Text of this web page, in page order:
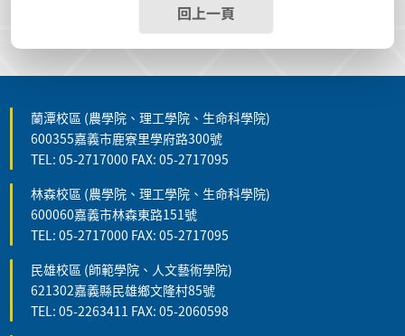
回上一頁
蘭潭校區 (農學院、理工學院、生命科學院)
600355嘉義市鹿寮里學府路300號
TEL: 05-2717000 FAX: 05-2717095
林森校區 (農學院、理工學院、生命科學院)
600060嘉義市林森東路151號
TEL: 05-2717000 FAX: 05-2717095
民雄校區 (師範學院、人文藝術學院)
621302嘉義縣民雄鄉文隆村85號
TEL: 05-2263411 FAX: 05-2060598